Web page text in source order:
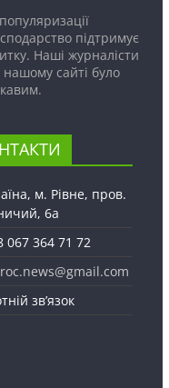
підтримує
Наші журналісти
сайті було
м. Рівне, пров.
6а
067 364 71 72
зв’язок